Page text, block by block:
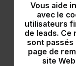
Vous aide
avec le
utilisateurs
de leads.
sont passés
page de
site